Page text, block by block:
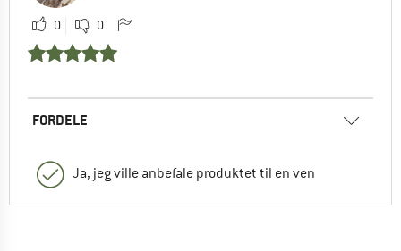
0 0
FORDELE
Ja, jeg ville anbefale produktet til en ven